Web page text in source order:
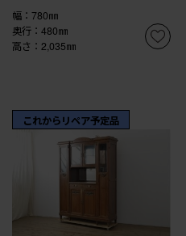
幅：780㎜
奥行：480㎜
高さ：2,035㎜
これからリペア予定品